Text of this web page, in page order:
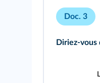
Doc. 3
Diriez-vous